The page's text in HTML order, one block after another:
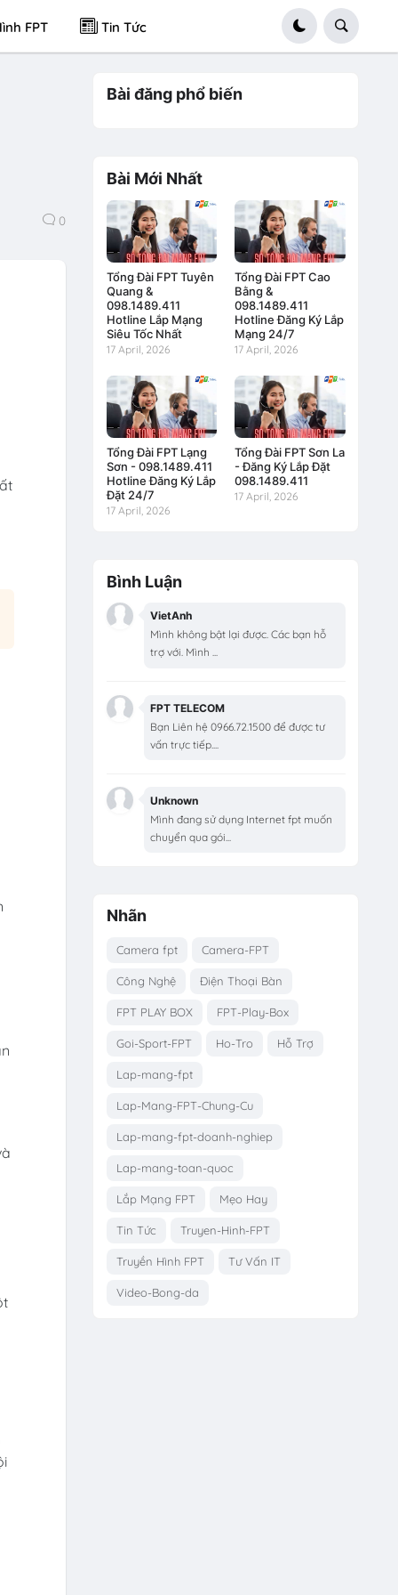
FPT Tin Tức
0
Bài đăng phổ biến
Bài Mới Nhất
Tổng Đài FPT Tuyên
Quang &
098.1489.411
Hotline Lắp Mạng
Siêu Tốc Nhất
17 April, 2026
Tổng Đài FPT Cao
Bằng &
098.1489.411
Hotline Đăng Ký Lắp
Mạng 24/7
17 April, 2026
Tổng Đài FPT Lạng
Sơn - 098.1489.411
Hotline Đăng Ký Lắp
Đặt 24/7
17 April, 2026
Tổng Đài FPT Sơn La
- Đăng Ký Lắp Đặt
098.1489.411
17 April, 2026
Bình Luận
VietAnh
Mình không bật lại được. Các bạn hỗ
trợ với. Mình ...
FPT TELECOM
Bạn Liên hệ 0966.72.1500 để được tư
vấn trực tiếp....
Unknown
Mình đang sử dụng Internet fpt muốn
chuyển qua gói...
Nhãn
Camera fpt Camera-FPT
Công Nghệ Điện Thoại Bàn
FPT PLAY BOX FPT-Play-Box
Goi-Sport-FPT Ho-Tro Hỗ Trợ
Lap-mang-fpt
Lap-Mang-FPT-Chung-Cu
Lap-mang-fpt-doanh-nghiep
Lap-mang-toan-quoc
Lắp Mạng FPT Mẹo Hay
Tin Tức Truyen-Hinh-FPT
Truyền Hình FPT Tư Vấn IT
Video-Bong-da